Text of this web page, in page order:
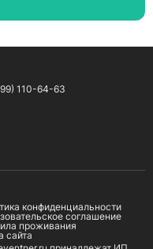
110-64-63
конфиденциальности
соглашение
проживания
сайта